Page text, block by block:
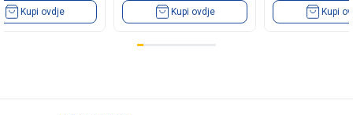
Kupi ovdje Kupi ovdje Kupi